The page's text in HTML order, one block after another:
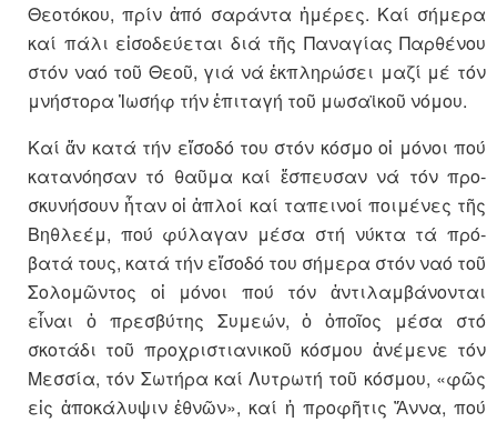
Θεοτό­κου, πρίν ἀπό σαράντα ἡμέ­ρες. Καί σήμερα
καί πάλι εἰσοδεύ­εται διά τῆς Παναγίας Παρθένου
στόν ναό τοῦ Θεοῦ, γιά νά ἐκπλη­ρώσει μαζί μέ τόν
μνήστορα Ἰω­σήφ τήν ἐπι­ταγή τοῦ μωσαϊκοῦ νόμου.
Καί ἄν κατά τήν εἴσοδό του στόν κόσμο οἱ μόνοι πού
κατανόησαν τό θαῦμα καί ἔσπευσαν νά τόν προ­
σκυνήσουν ἦταν οἱ ἁπλοί καί τα­πει­νοί ποιμένες τῆς
Βηθλεέμ, πού φύλαγαν μέσα στή νύκτα τά πρό­
βατά τους, κατά τήν εἴσοδό του σήμερα στόν ναό τοῦ
Σολομῶντος οἱ μόνοι πού τόν ἀντιλαμβάνονται
εἶναι ὁ πρεσβύτης Συμεών, ὁ ὁποῖ­ος μέσα στό
σκοτάδι τοῦ προχρι­στι­α­νικοῦ κόσμου ἀνέμενε τόν
Μεσ­σία, τόν Σωτήρα καί Λυτρωτή τοῦ κό­σμου, «φῶς
εἰς ἀποκάλυψιν ἐθνῶν», καί ἡ προφῆτις Ἄννα, πού